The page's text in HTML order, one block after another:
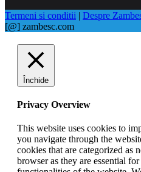
Termeni si conditii | Despre
[@] zambesc.com
Închide
Privacy Overview
This website uses cookies to
you navigate through the
cookies that are categorized as
browser as they are essential